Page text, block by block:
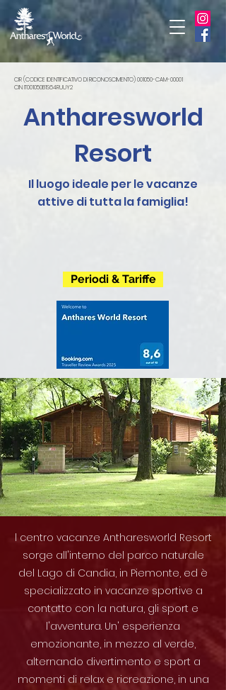
CIR (CODICE IDENTIFICATIVO DI RICONOSCIMENTO)001050-CAM-00001
CIN IT001050B1S64RUUY2
Antharesworld
Resort
Il luogo ideale per le vacanze
attive di tutta la famiglia!
Periodi & Tariffe
l centro vacanze Antharesworld Resort
sorge all'interno del parco naturale
del Lago di Candia, in Piemonte, ed è
specializzato in vacanze sportive a
contatto con la natura, gli sport e
l'avventura. Un' esperienza
emozionante, in mezzo al verde,
alternando divertimento e sport a
momenti di relax e ricreazione, in una